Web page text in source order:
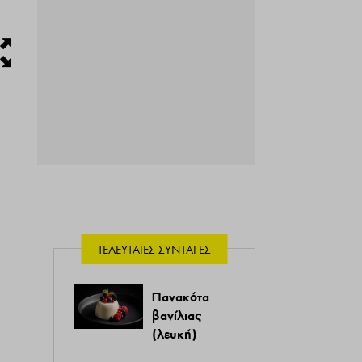
ΤΕΛΕΥΤΑΊΕΣ ΣΥΝΤΑΓΈΣ
Πανακότα
βανίλιας
(λευκή)